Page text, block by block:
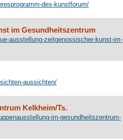
des-kunstforum/
im Gesundheitszentrum
ausstellung-zeitgenossischer-kunst-im-
aussichten/
Kelkheim/Ts.
im-gesundheitszentrum-